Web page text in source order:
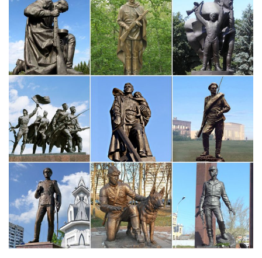
Блюда и формы для запекания.Все до 300 рублей. Цена
товара. от руб.Собака – символ 2018. Цветы.Музыкальная
статуэтка "Ангел и лев".
Статуэтки из фарфора NAO -Профессии и искусство – цена…
Цена: 6 900 руб. Купить Купить в один клик. Набор для чая
"собака", на две персоны: 2 чашки с подстаканниками, 2
блюдца, две чайных ложк.Цена: 22 218 руб. Статуэтка из
фарфора NAO "Искусство танца" Испания, арт.
Скульптуры и статуэтки – купить в интернет-магазине с
доставкой.
Штемпельная продукция. Школа. Компьютерные игры.
Видеоигры.Антиквариат, винтаж, искусство. Мой OZON.
Вход.Доставка от 27 дней. В корзину. Купить. Новинка.
Статуэтка. 4 194 руб.